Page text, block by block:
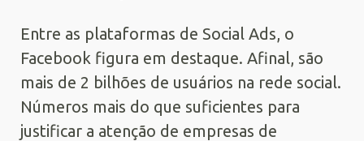
Entre as plataformas de Social Ads, o
Facebook figura em destaque. Afinal, são
mais de 2 bilhões de usuários na rede social.
Números mais do que suficientes para
justificar a atenção de empresas de